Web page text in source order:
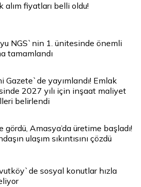
alım fiyatları belli oldu!
NGS`nin 1. ünitesinde önemli
tamamlandı
Gazete`de yayımlandı! Emlak
2027 yılı için inşaat maliyet
belirlendi
gördü, Amasya’da üretime başladı!
ulaşım sıkıntısını çözdü
sosyal konutlar hızla